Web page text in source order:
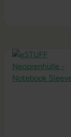
Produktgalerie